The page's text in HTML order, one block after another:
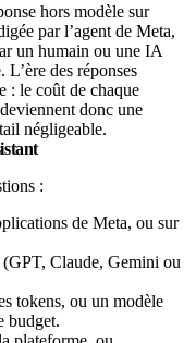
hors modèle sur
par l’agent de Meta,
un humain ou une IA
L’ère des réponses
: le coût de chaque
donc une
négligeable.
:
de Meta, ou sur
Claude, Gemini ou
tokens, ou un modèle
budget.